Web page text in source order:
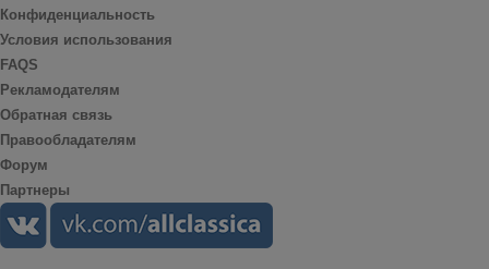
Конфиденциальность
Условия использования
FAQS
Рекламодателям
Обратная связь
Правообладателям
Форум
Партнеры